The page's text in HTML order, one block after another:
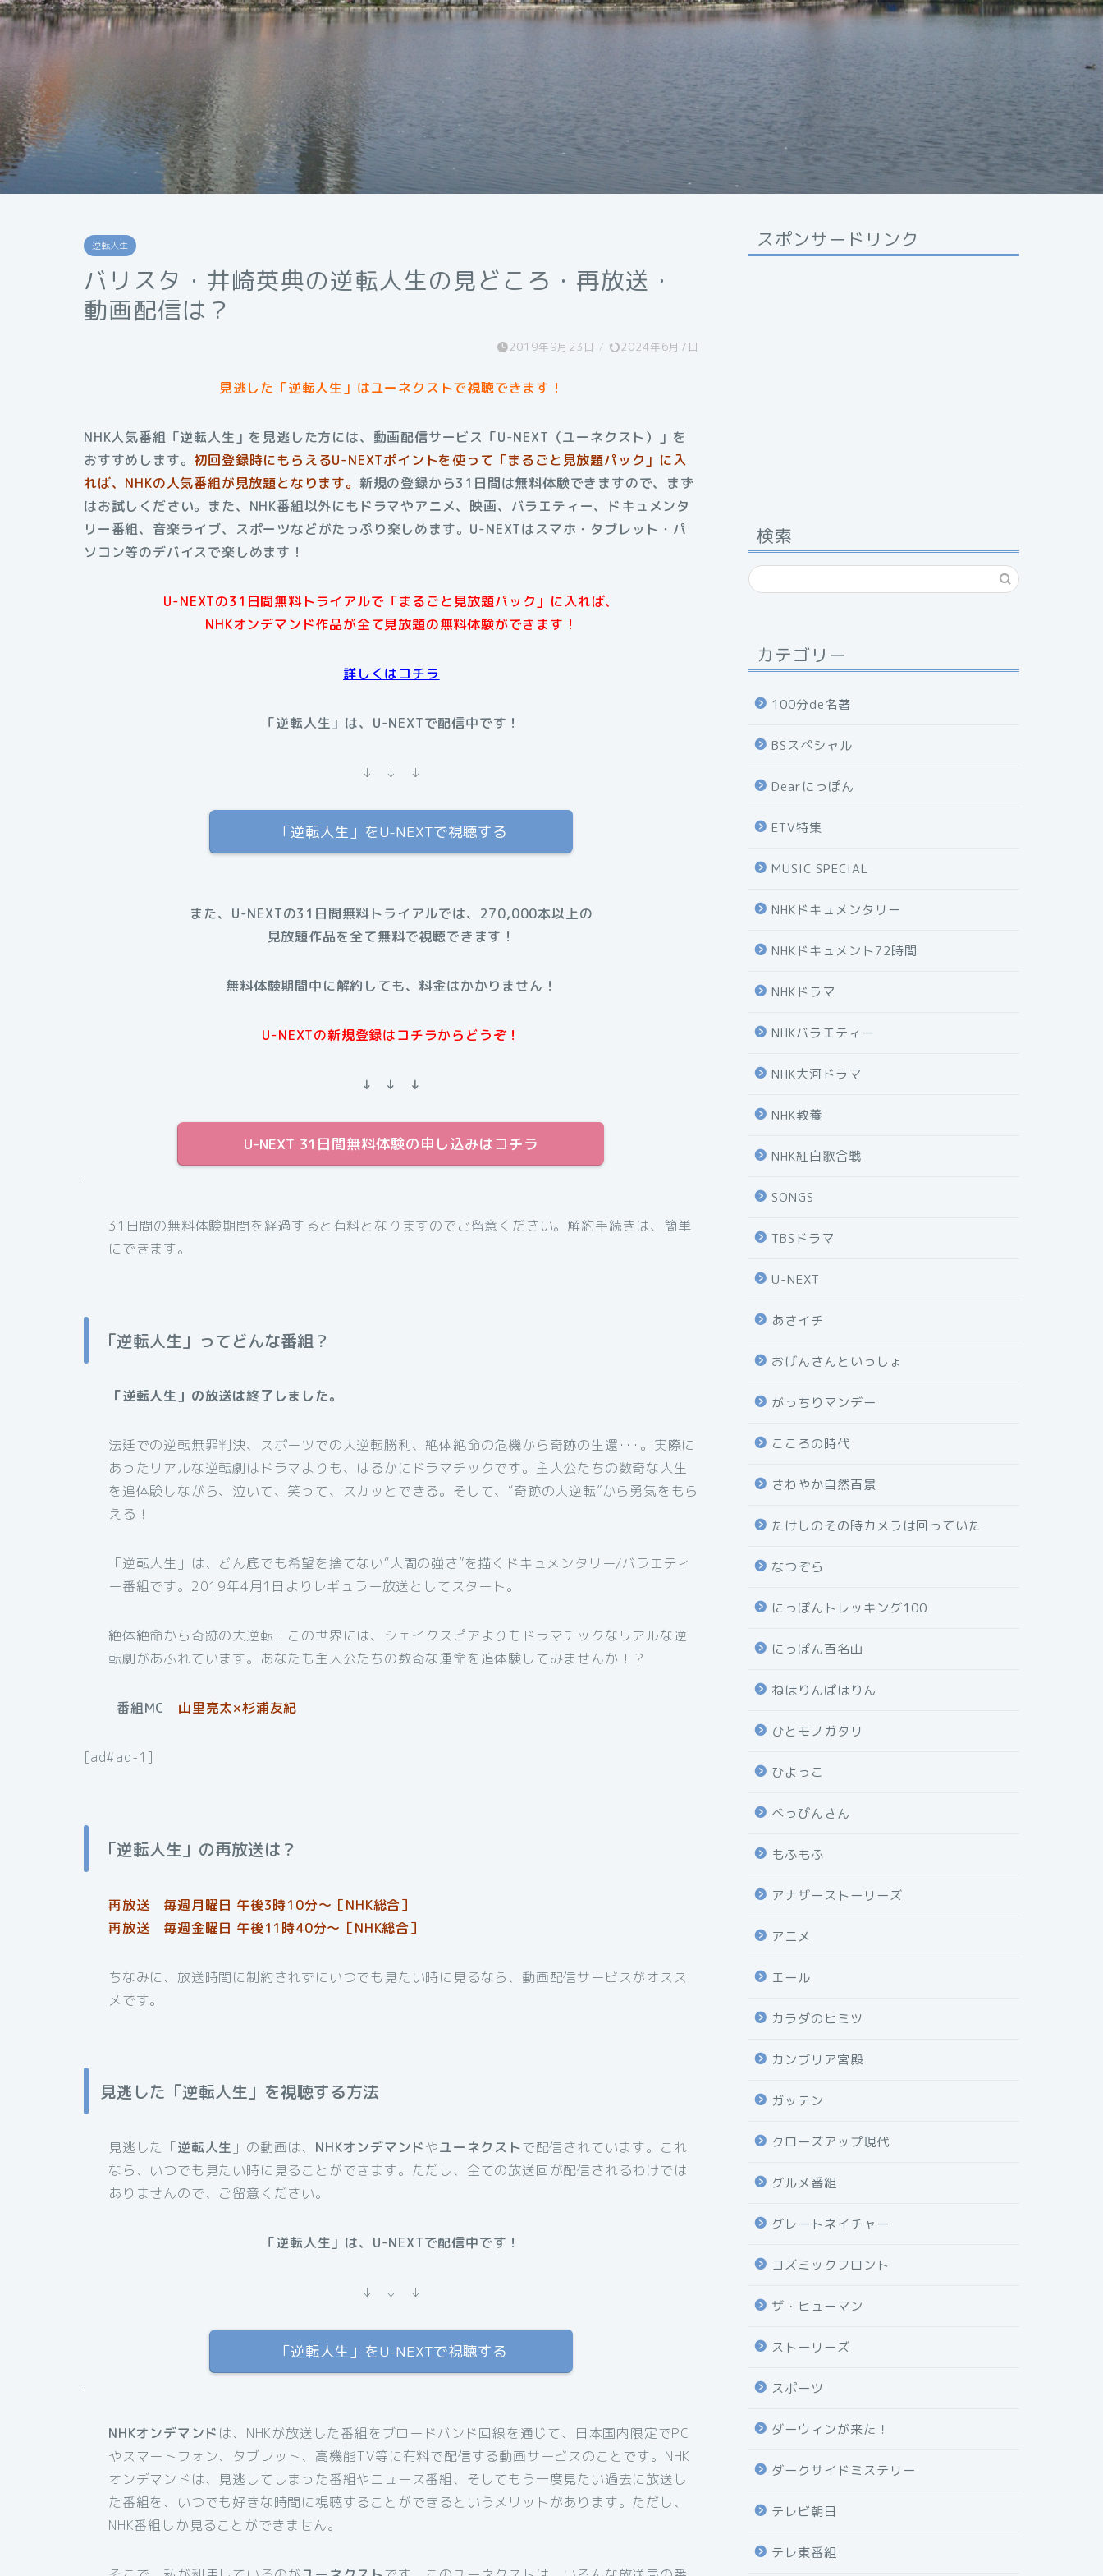
逆転人生
バリスタ・井崎英典の逆転人生の見どころ・再放送・
動画配信は？
2019年9月23日 / 2024年6月7日
見逃した「逆転人生」はユーネクストで視聴できます！
NHK人気番組「逆転人生」を見逃した方には、動画配信サービス「U-NEXT（ユーネクスト）」を
おすすめします。 初回登録時にもらえるU-NEXTポイントを使って「まるごと見放題パック」に入
れば、NHKの人気番組が見放題となります。 新規の登録から31日間は無料体験できますので、まず
はお試しください。また、NHK番組以外にもドラマやアニメ、映画、バラエティー、ドキュメンタ
リー番組、音楽ライブ、スポーツなどがたっぷり楽しめます。U-NEXTはスマホ・タブレット・パ
ソコン等のデバイスで楽しめます！
U-NEXTの31日間無料トライアルで「まるごと見放題パック」に入れば、
NHKオンデマンド作品が全て見放題の無料体験ができます！
詳しくはコチラ
「逆転人生」は、U-NEXTで配信中です！
↓ ↓ ↓
「逆転人生」をU-NEXTで視聴する
また、U-NEXTの31日間無料トライアルでは、270,000本以上の
見放題作品を全て無料で視聴できます！
無料体験期間中に解約しても、料金はかかりません！
U-NEXTの新規登録はコチラからどうぞ！
↓ ↓ ↓
U-NEXT 31日間無料体験の申し込みはコチラ
.
31日間の無料体験期間を経過すると有料となりますのでご留意ください。解約手続きは、簡単
にできます。
「逆転人生」ってどんな番組？
「逆転人生」の放送は終了しました。
法廷での逆転無罪判決、スポーツでの大逆転勝利、絶体絶命の危機から奇跡の生還･･･。実際に
あったリアルな逆転劇はドラマよりも、はるかにドラマチックです。主人公たちの数奇な人生
を追体験しながら、泣いて、笑って、スカッとできる。そして、“奇跡の大逆転”から勇気をもら
える！
「逆転人生」は、どん底でも希望を捨てない“人間の強さ”を描くドキュメンタリー/バラエティ
ー番組です。2019年4月1日よりレギュラー放送としてスタート。
絶体絶命から奇跡の大逆転！この世界には、シェイクスピアよりもドラマチックなリアルな逆
転劇があふれています。あなたも主人公たちの数奇な運命を追体験してみませんか！？
番組MC 山里亮太×杉浦友紀
[ad#ad-1]
「逆転人生」の再放送は？
再放送 毎週月曜日 午後3時10分～［NHK総合］
再放送 毎週金曜日 午後11時40分〜［NHK総合］
ちなみに、放送時間に制約されずにいつでも見たい時に見るなら、動画配信サービスがオスス
メです。
見逃した「逆転人生」を視聴する方法
見逃した「逆転人生 」の動画は、 NHKオンデマンドやユーネクストで配信されています。これ
なら、いつでも見たい時に見ることができます。ただし、全ての放送回が配信されるわけでは
ありませんので、ご留意ください。
「逆転人生」は、U-NEXTで配信中です！
↓ ↓ ↓
「逆転人生」をU-NEXTで視聴する
.
NHKオンデマンド は、NHKが放送した番組をブロードバンド回線を通じて、日本国内限定でPC
やスマートフォン、タブレット、高機能TV等に有料で配信する動画サービスのことです。NHK
オンデマンドは、見逃してしまった番組やニュース番組、そしてもう一度見たい過去に放送し
た番組を、いつでも好きな時間に視聴することができるというメリットがあります。ただし、
NHK番組しか見ることができません。
スポンサードリンク
検索
カテゴリー
100分de名著
BSスペシャル
Dearにっぽん
ETV特集
MUSIC SPECIAL
NHKドキュメンタリー
NHKドキュメント72時間
NHKドラマ
NHKバラエティー
NHK大河ドラマ
NHK教養
NHK紅白歌合戦
SONGS
TBSドラマ
U-NEXT
あさイチ
おげんさんといっしょ
がっちりマンデー
こころの時代
さわやか自然百景
たけしのその時カメラは回っていた
なつぞら
にっぽんトレッキング100
にっぽん百名山
ねほりんぱほりん
ひとモノガタリ
ひよっこ
べっぴんさん
もふもふ
アナザーストーリーズ
アニメ
エール
カラダのヒミツ
カンブリア宮殿
ガッテン
クローズアップ現代
グルメ番組
グレートネイチャー
コズミックフロント
ザ・ヒューマン
ストーリーズ
スポーツ
ダーウィンが来た！
ダークサイドミステリー
テレビ朝日
テレ東番組